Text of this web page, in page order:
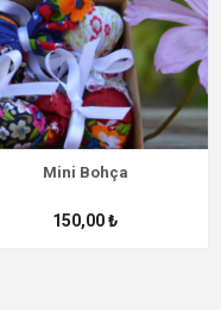
Mini Bohça
150,00 ₺